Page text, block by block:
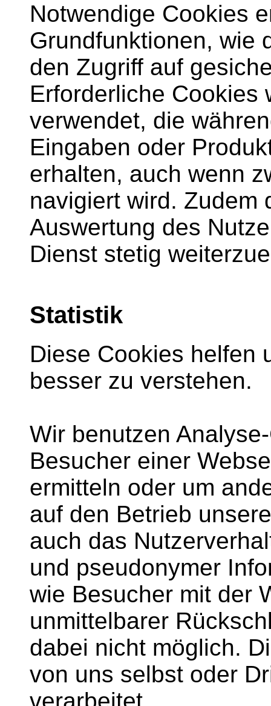
Notwendige Cookies
Grundfunktionen, wie
den Zugriff auf
Erforderliche Cookies
verwendet, die
Eingaben oder
erhalten, auch wenn
navigiert wird. Zudem
Auswertung des
Dienst stetig
Statistik
Diese Cookies helfen
besser zu verstehen.
Wir benutzen
Besucher einer
ermitteln oder um
auf den Betrieb
auch das
und pseudonymer
wie Besucher mit der
unmittelbarer
dabei nicht möglich.
von uns selbst oder
verarbeitet.